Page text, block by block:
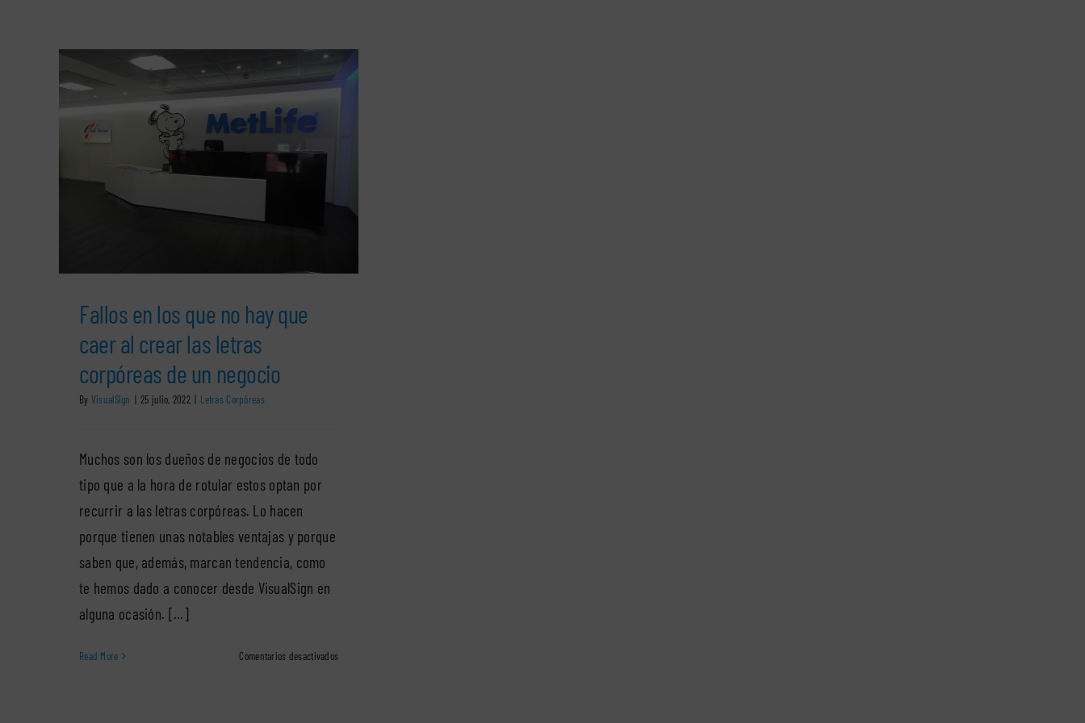
Fallos en los que no hay que
caer al crear las letras
corpóreas de un negocio
By VisualSign 25 julio, 2022 Letras Corpóreas
Muchos son los dueños de negocios de todo
tipo que a la hora de rotular estos optan por
recurrir a las letras corpóreas. Lo hacen
porque tienen unas notables ventajas y porque
saben que, además, marcan tendencia, como
te hemos dado a conocer desde VisualSign en
alguna ocasión. [...]
Read More Comentarios desactivadosen